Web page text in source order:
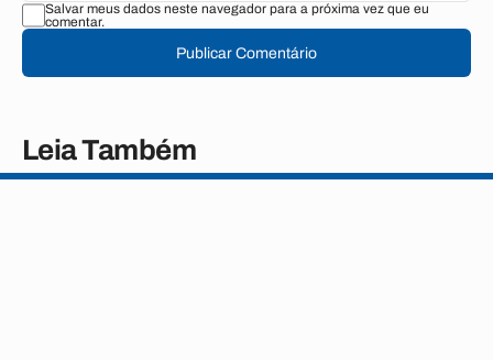
Salvar meus dados neste navegador para a próxima vez que eu
comentar.
Publicar Comentário
Leia Também